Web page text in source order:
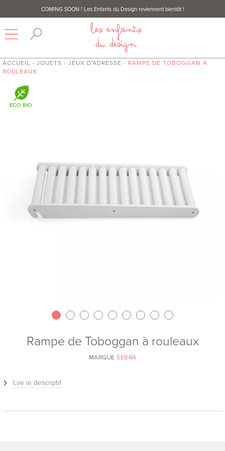
COMING SOON ! Les Enfants du Design reviennent bientôt !
ACCUEIL - JOUETS - JEUX D'ADRESSE - RAMPE DE TOBOGGAN À
ROULEAUX
Rampe de Toboggan à rouleaux
MARQUE SEBRA
Lire le descriptif